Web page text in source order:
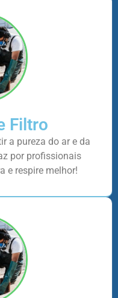
Filtro
a pureza do ar e da
por profissionais
e respire melhor!